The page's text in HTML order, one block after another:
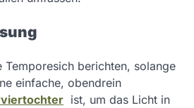
Temporesich berichten, solange
einfache, obendrein
ist, um das Licht in